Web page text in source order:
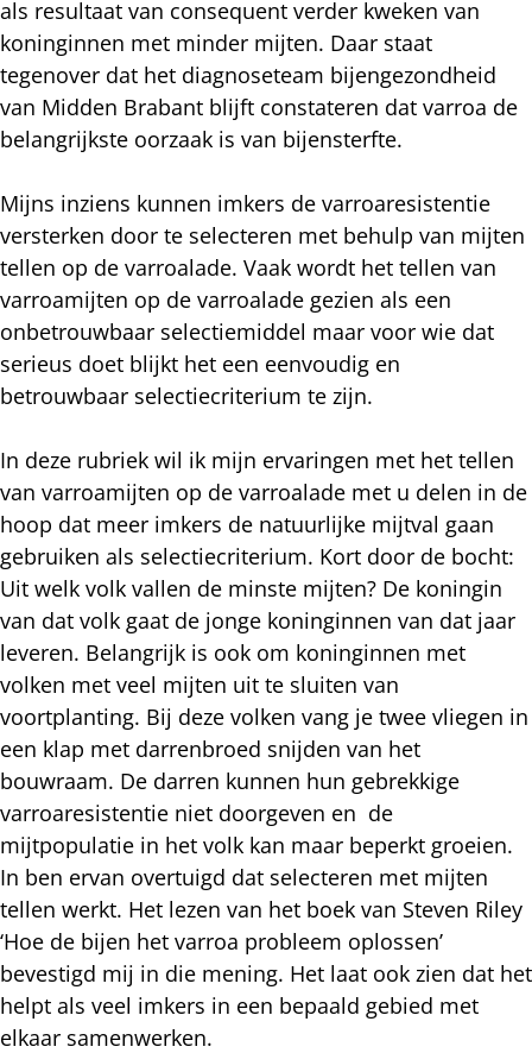
als resultaat van consequent verder kweken van
koninginnen met minder mijten. Daar staat
tegenover dat het diagnoseteam bijengezondheid
van Midden Brabant blijft constateren dat varroa de
belangrijkste oorzaak is van bijensterfte.
Mijns inziens kunnen imkers de varroaresistentie
versterken door te selecteren met behulp van mijten
tellen op de varroalade. Vaak wordt het tellen van
varroamijten op de varroalade gezien als een
onbetrouwbaar selectiemiddel maar voor wie dat
serieus doet blijkt het een eenvoudig en
betrouwbaar selectiecriterium te zijn.
In deze rubriek wil ik mijn ervaringen met het tellen
van varroamijten op de varroalade met u delen in de
hoop dat meer imkers de natuurlijke mijtval gaan
gebruiken als selectiecriterium. Kort door de bocht:
Uit welk volk vallen de minste mijten? De koningin
van dat volk gaat de jonge koninginnen van dat jaar
leveren. Belangrijk is ook om koninginnen met
volken met veel mijten uit te sluiten van
voortplanting. Bij deze volken vang je twee vliegen in
een klap met darrenbroed snijden van het
bouwraam. De darren kunnen hun gebrekkige
varroaresistentie niet doorgeven en de
mijtpopulatie in het volk kan maar beperkt groeien.
In ben ervan overtuigd dat selecteren met mijten
tellen werkt. Het lezen van het boek van Steven Riley
‘Hoe de bijen het varroa probleem oplossen’
bevestigd mij in die mening. Het laat ook zien dat het
helpt als veel imkers in een bepaald gebied met
elkaar samenwerken.